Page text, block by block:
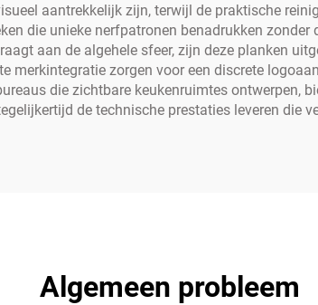
aantrekkelijk zijn, terwijl de praktische
die unieke nerfpatronen benadrukken
aan de algehele sfeer, zijn deze planken
merkintegratie zorgen voor een discrete
die zichtbare keukenruimtes ontwerpen,
de technische prestaties leveren die
Algemeen probleem